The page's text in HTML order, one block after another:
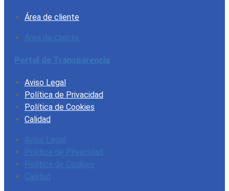
Área de cliente
Área de cliente
Portal de Transparencia
Aviso Legal
Política de Privacidad
Política de Cookies
Calidad
Aviso Legal
Política de Privacidad
Política de Cookies
Calidad